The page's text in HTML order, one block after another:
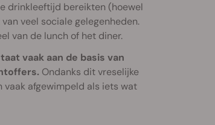
drinkleeftijd bereikten (hoewel
veel sociale gelegenheden.
van de lunch of het diner.
vaak aan de basis van
Ondanks dit vreselijke
vaak afgewimpeld als iets wat